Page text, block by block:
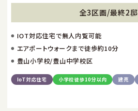
全3区画/最終2邸
IOT対応住宅で無人内覧可能
エアポートウォークまで徒歩約10分
豊山小学校/豊山中学校区
IoT対応住宅 小学校徒歩10分以内 建売